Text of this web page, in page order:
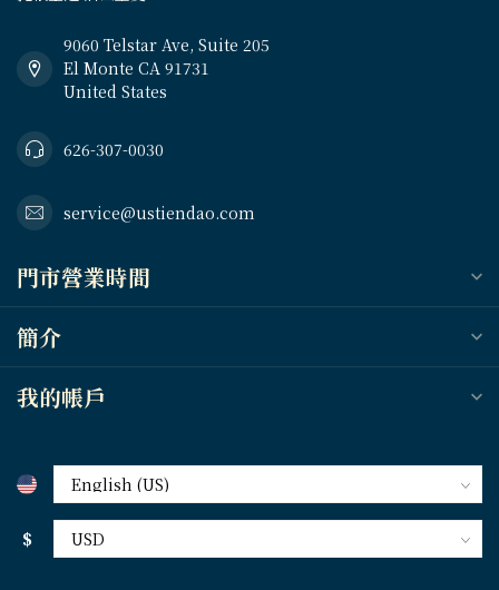
9060 Telstar Ave, Suite 205
El Monte CA 91731
United States
626-307-0030
service@ustiendao.com
門市營業時間
簡介
我的帳戶
$